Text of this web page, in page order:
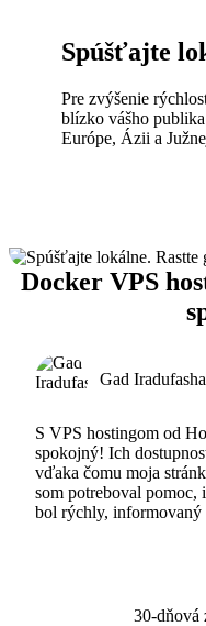
Spúšťajte
Pre zvýšenie
blízko vášho
Európe, Ázii a
Docker VPS
Gad Iradufasha
S VPS hostingom od
spokojný! Ich
vďaka čomu moja
som potreboval
bol rýchly, informovaný
30-dňová